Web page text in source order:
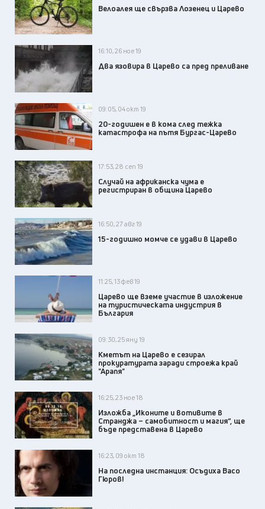
Велоалея ще свързва Лозенец и Царево
16:10, 26 ное 19
Два язовира в Царево са пред преливане
09:05, 04 окт 19
20-годишен е в кома след тежка
катастрофа на пътя Бургас-Царево
17:53, 28 сеп 19
Случай на африканска чума е
регистриран в община Царево
16:50, 27 авг 19
15-годишно момче се удави в Царево
11:25, 13 фев 19
Царево ще вземе участие в изложение
на туристическата индустрия в
България
09:30, 25 яну 19
Кметът на Царево е сезирал
прокуратурата заради строежа край
"Арапя"
16:25, 23 ное 18
Изложба „Иконите и вотивите в
Странджа – самобитност и магия“, ще
бъде представена в Царево
16:23, 09 окт 18
На последна инстанция: Осъдиха Васо
Гюров!